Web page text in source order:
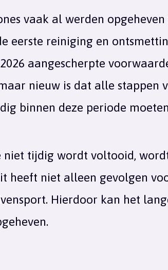
vaak al werden
eerste reiniging en
aangescherpte
nieuw is dat alle stappen
binnen deze periode
niet tijdig wordt voltooid,
heeft niet alleen gevolgen
Hierdoor kan het